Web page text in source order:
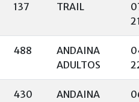
137 TRAIL
488
ANDAINA
ADULTOS
430
ANDAINA